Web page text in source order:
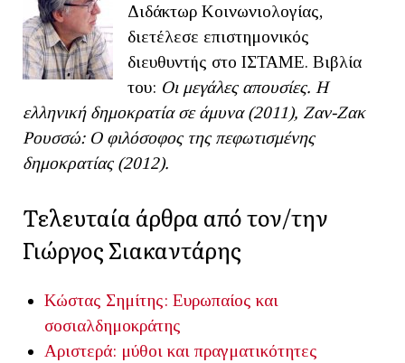
Διδάκτωρ Κοινωνιολογίας,
διετέλεσε επιστημονικός
διευθυντής στο ΙΣΤΑΜΕ. Βιβλία
του: Οι μεγάλες απουσίες. Η
ελληνική δημοκρατία σε άμυνα (2011), Ζαν-Ζακ
Ρουσσώ: Ο φιλόσοφος της πεφωτισμένης
δημοκρατίας (2012).
Τελευταία άρθρα από τον/την
Γιώργος Σιακαντάρης
Κώστας Σημίτης: Ευρωπαίος και
σοσιαλδημοκράτης
Αριστερά: μύθοι και πραγματικότητες